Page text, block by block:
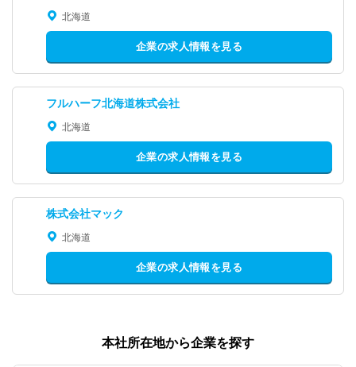
北海道
企業の求人情報を見る
フルハーフ北海道株式会社
北海道
企業の求人情報を見る
株式会社マック
北海道
企業の求人情報を見る
本社所在地から企業を探す